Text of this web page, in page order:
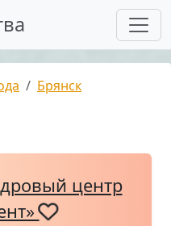
Брянск
центр